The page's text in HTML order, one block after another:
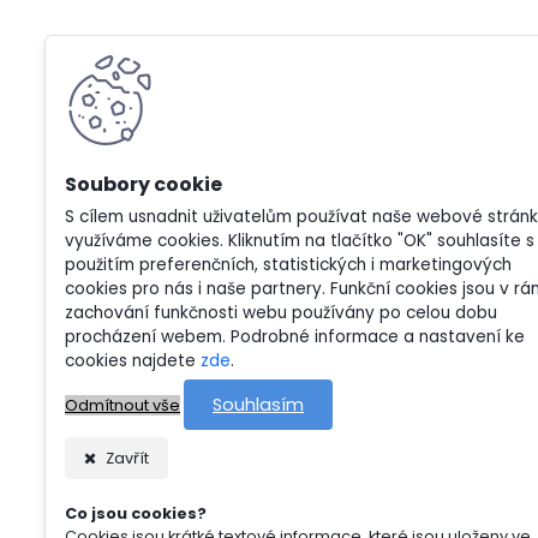
S cílem usnadnit uživatelům používat naše webové
využíváme cookies. Kliknutím na tlačítko "OK" souhlasíte s
použitím preferenčních, statistických i marketingových
cookies pro nás i naše partnery. Funkční cookies jsou v
zachování funkčnosti webu používány po celou dobu
procházení webem. Podrobné informace a nastavení ke
cookies najdete zde.
Odmítnout vše Souhlasím
Zavřít
Co jsou cookies?